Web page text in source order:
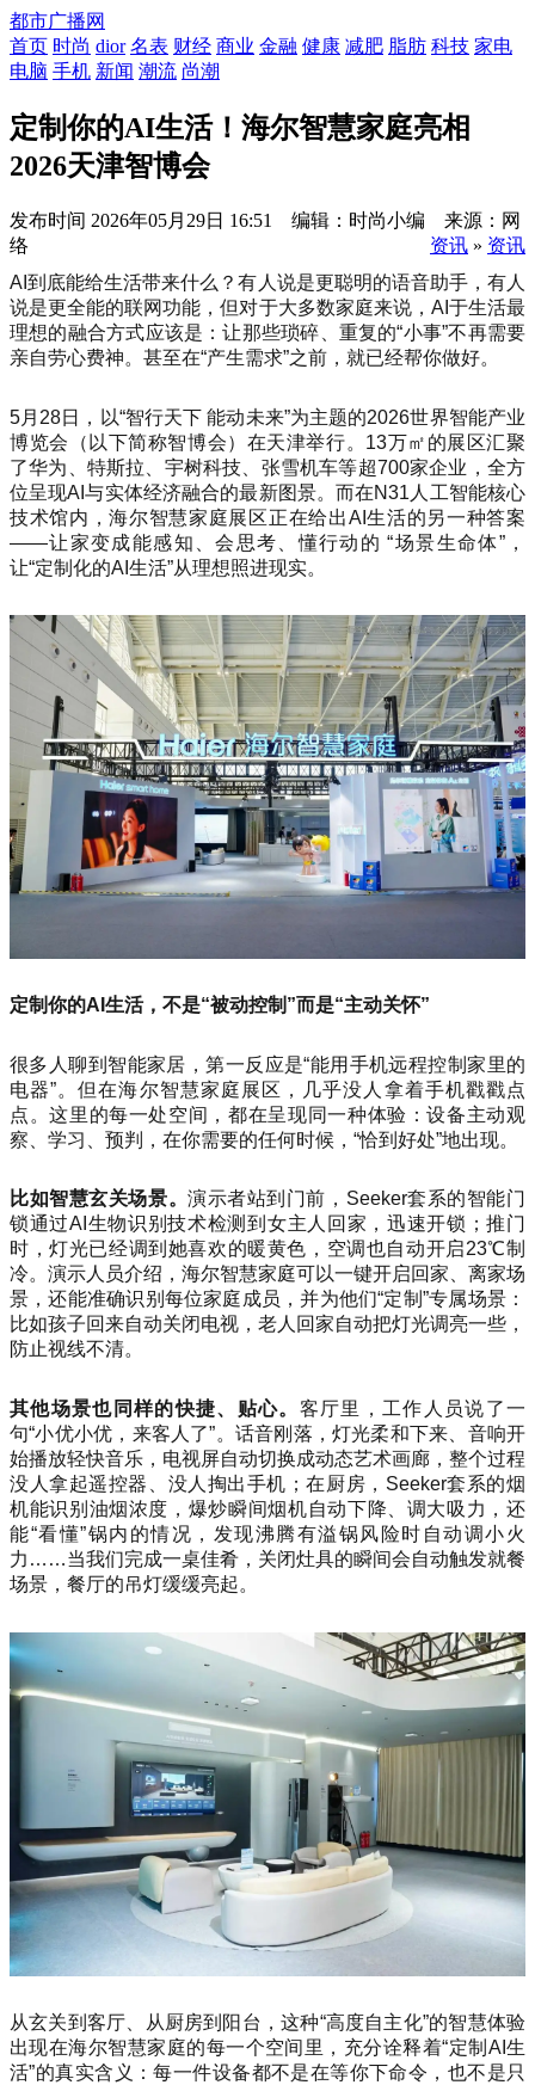
都市广播网
首页 时尚 dior 名表 财经 商业 金融 健康 减肥 脂肪 科技 家电
电脑 手机 新闻 潮流 尚潮
定制你的AI生活！海尔智慧家庭亮相
2026天津智博会
发布时间 2026年05月29日 16:51 编辑：时尚小编 来源：网
络
资讯 » 资讯
AI到底能给生活带来什么？有人说是更聪明的语音助手，有人
说是更全能的联网功能，但对于大多数家庭来说，AI于生活最
理想的融合方式应该是：让那些琐碎、重复的“小事”不再需要
亲自劳心费神。甚至在“产生需求”之前，就已经帮你做好。
5月28日，以“智行天下 能动未来”为主题的2026世界智能产业
博览会（以下简称智博会）在天津举行。13万㎡的展区汇聚
了华为、特斯拉、宇树科技、张雪机车等超700家企业，全方
位呈现AI与实体经济融合的最新图景。而在N31人工智能核心
技术馆内，海尔智慧家庭展区正在给出AI生活的另一种答案
——让家变成能感知、会思考、懂行动的 “场景生命体”，
让“定制化的AI生活”从理想照进现实。
定制你的AI生活，不是“被动控制”而是“主动关怀”
很多人聊到智能家居，第一反应是“能用手机远程控制家里的
电器”。但在海尔智慧家庭展区，几乎没人拿着手机戳戳点
点。这里的每一处空间，都在呈现同一种体验：设备主动观
察、学习、预判，在你需要的任何时候，“恰到好处”地出现。
比如智慧玄关场景。演示者站到门前，Seeker套系的智能门
锁通过AI生物识别技术检测到女主人回家，迅速开锁；推门
时，灯光已经调到她喜欢的暖黄色，空调也自动开启23℃制
冷。演示人员介绍，海尔智慧家庭可以一键开启回家、离家场
景，还能准确识别每位家庭成员，并为他们“定制”专属场景：
比如孩子回来自动关闭电视，老人回家自动把灯光调亮一些，
防止视线不清。
其他场景也同样的快捷、贴心。 客厅里，工作人员说了一
句“小优小优，来客人了”。话音刚落，灯光柔和下来、音响开
始播放轻快音乐，电视屏自动切换成动态艺术画廊，整个过程
没人拿起遥控器、没人掏出手机；在厨房，Seeker套系的烟
机能识别油烟浓度，爆炒瞬间烟机自动下降、调大吸力，还
能“看懂”锅内的情况，发现沸腾有溢锅风险时自动调小火
力……当我们完成一桌佳肴，关闭灶具的瞬间会自动触发就餐
场景，餐厅的吊灯缓缓亮起。
从玄关到客厅、从厨房到阳台，这种“高度自主化”的智慧体验
出现在海尔智慧家庭的每一个空间里，充分诠释着“定制AI生
活”的真实含义：每一件设备都不是在等你下命令，也不是只